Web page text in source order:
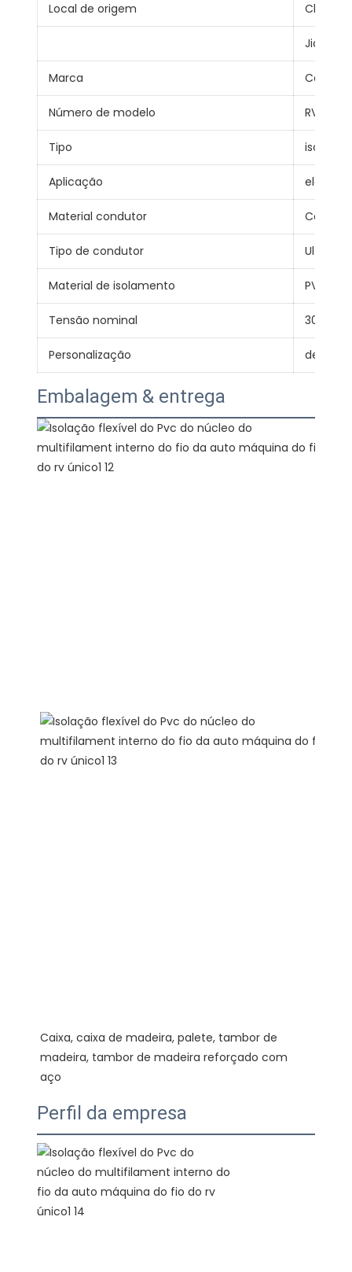
Local de origem China
Jiangsu
Marca Cabo
Número de modelo RV
Tipo isolado
Aplicação elétrico
Material condutor Cobre
Tipo de condutor Ultra
Material de isolamento PVC
Tensão nominal 300/
Personalização design
Embalagem & entrega
Caixa, caixa de madeira, palete, tambor de
madeira, tambor de madeira reforçado com
Perfil da empresa